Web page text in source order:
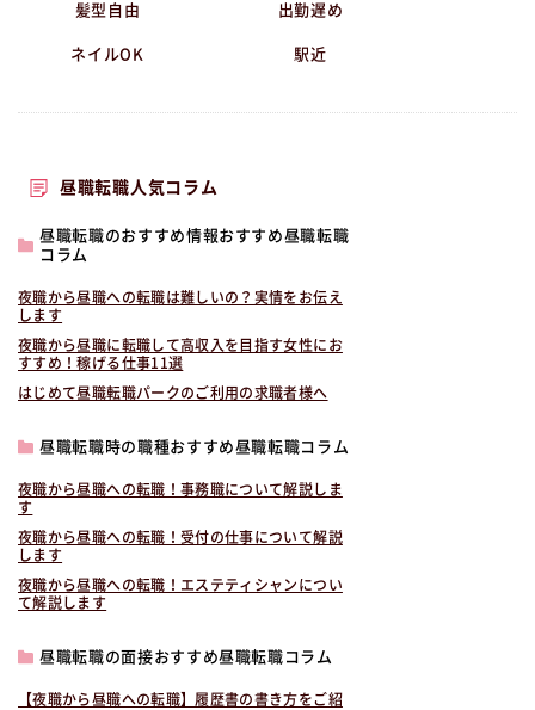
髪型自由 出勤遅め
ネイルOK 駅近
昼職転職人気コラム
昼職転職のおすすめ情報おすすめ昼職転職
コラム
夜職から昼職への転職は難しいの？実情をお伝え
します
夜職から昼職に転職して高収入を目指す女性にお
すすめ！稼げる仕事11選
はじめて昼職転職パークのご利用の求職者様へ
昼職転職時の職種おすすめ昼職転職コラム
夜職から昼職への転職！事務職について解説しま
す
夜職から昼職への転職！受付の仕事について解説
します
夜職から昼職への転職！エステティシャンについ
て解説します
昼職転職の面接おすすめ昼職転職コラム
【夜職から昼職への転職】履歴書の書き方をご紹